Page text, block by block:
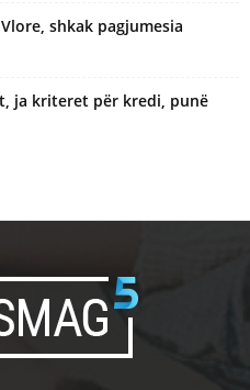
shkak pagjumesia
ja kriteret për kredi, punë